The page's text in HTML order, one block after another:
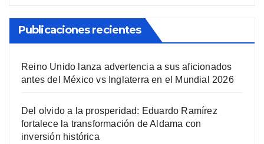
Publicaciones recientes
Reino Unido lanza advertencia a sus aficionados
antes del México vs Inglaterra en el Mundial 2026
Del olvido a la prosperidad: Eduardo Ramírez
fortalece la transformación de Aldama con
inversión histórica